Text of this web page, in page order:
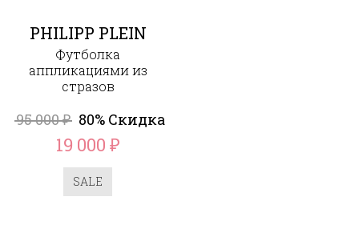
PHILIPP PLEIN
Футболка
аппликациями из
стразов
95 000₽ 80% Скидка
19 000 ₽
SALE